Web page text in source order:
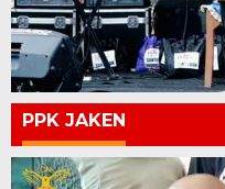
PPK JAKEN